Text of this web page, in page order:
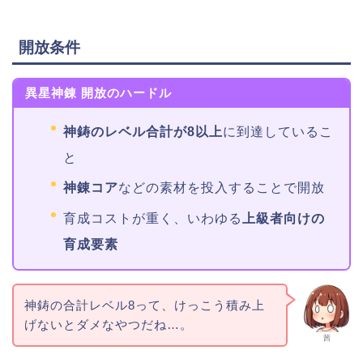
開放条件
異星神錬 開放のハードル
神鋳のレベル合計が8以上に到達しているこ
と
神錬コアなどの素材を投入することで開放
育成コストが重く、いわゆる
上級者向けの
育成要素
茜
神鋳の合計レベル8って、けっこう積み上
げないとダメなやつだね…。